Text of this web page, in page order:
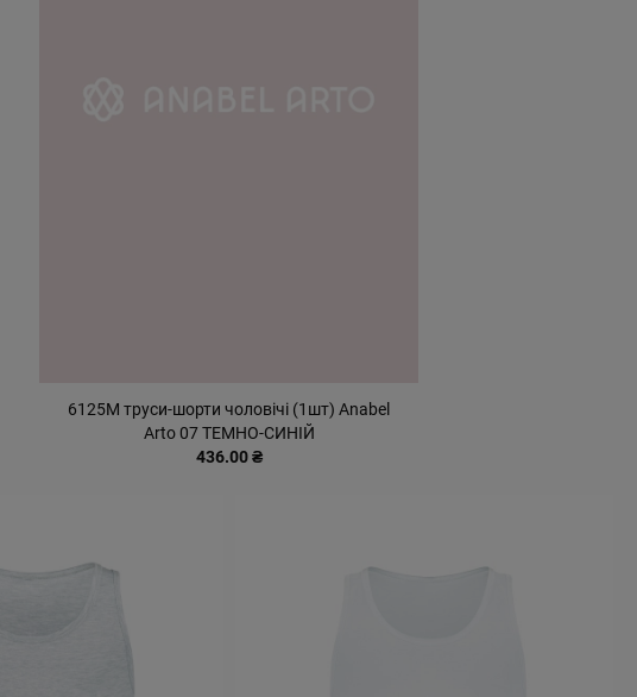
6125М труси-шорти чоловічі (1шт) Anabel
Arto 07 ТЕМНО-СИНІЙ
436.00 ₴